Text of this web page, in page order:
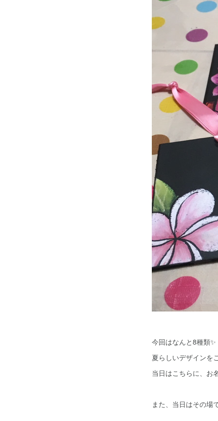
今回はなんと8種類✨
夏らしいデザインを
当日はこちらに、お
また、当日はその場